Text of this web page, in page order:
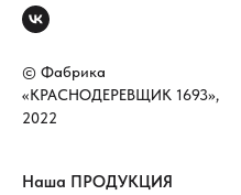
© Фабрика
«КРАСНОДЕРЕВЩИК 1693»,
2022
Наша ПРОДУКЦИЯ